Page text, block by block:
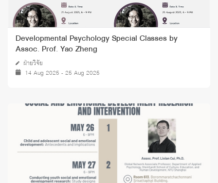
Developmental Psychology Special Classes by
Assoc. Prof. Yao Zheng
ฝ่ายวิจัย
14 Aug 2025 - 25 Aug 2025